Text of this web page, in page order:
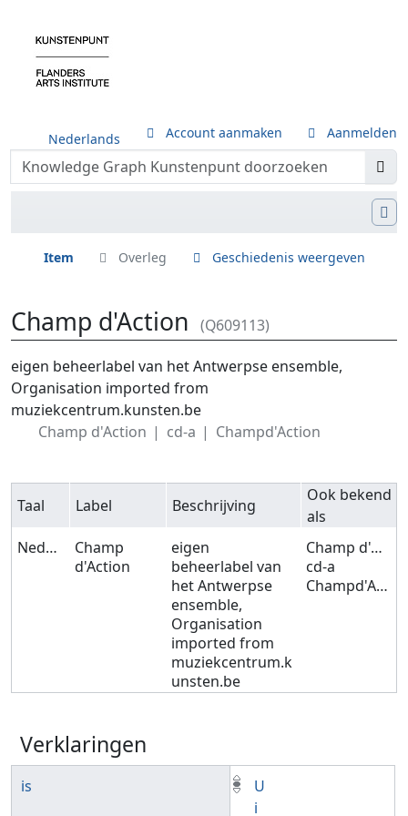
Nederlands Account aanmaken Aanmelden
Item Overleg Geschiedenis weergeven
Champ d'Action (Q609113)
Ga naar:navigatie, zoeken
eigen beheerlabel van het Antwerpse ensemble,
Organisation imported from
muziekcentrum.kunsten.be
Champ d'Action
cd-a Champd'Action
Taal Label Beschrijving
Ook bekend
als
Nederlands
Champ
d'Action
eigen
beheerlabel van
het Antwerpse
ensemble,
Organisation
imported from
muziekcentrum.k
unsten.be
Champ d'Action
cd-a
Champd'Action
Verklaringen
is
U
i